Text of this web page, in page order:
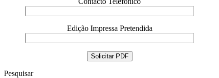
Edição Impressa Pretendida
Pesquisar